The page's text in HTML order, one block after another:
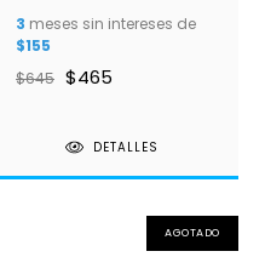
3 meses sin intereses de
$155
$645 $465
DETALLES
AGOTADO